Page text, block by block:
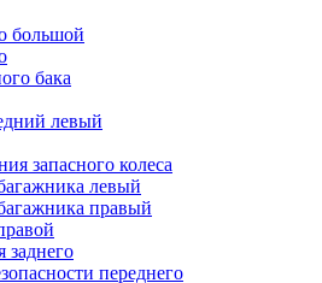
большой
бака
левый
запасного колеса
левый
правый
заднего
переднего